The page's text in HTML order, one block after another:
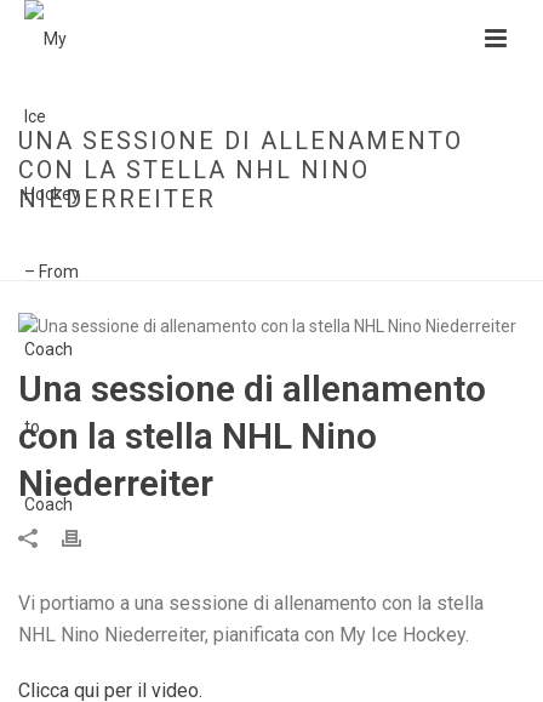
UNA SESSIONE DI ALLENAMENTO
CON LA STELLA NHL NINO
NIEDERREITER
Una sessione di allenamento
con la stella NHL Nino
Niederreiter
Vi portiamo a una sessione di allenamento con la stella
NHL Nino Niederreiter, pianificata con My Ice Hockey.
Clicca qui per il video.